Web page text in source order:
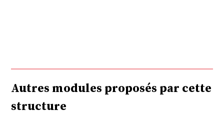
Autres modules proposés par cette
structure